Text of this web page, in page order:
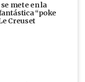
mete en la
“poke
Creuset